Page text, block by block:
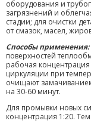
оборудования и
загрязнений и
стадии; для очистки
от смазок, масел,
Способы применения:
поверхностей
рабочая
циркуляции при
очищают
на 30-60 минут.
Для промывки новых
концентрация 1:20.